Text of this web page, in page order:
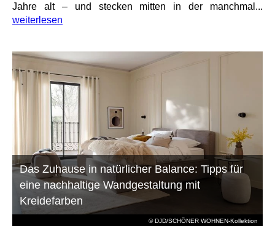
Jahre alt – und stecken mitten in der manchmal...
weiterlesen
© DJD/SCHÖNER WOHNEN-Kollektion
Das Zuhause in natürlicher Balance: Tipps für
eine nachhaltige Wandgestaltung mit
Kreidefarben